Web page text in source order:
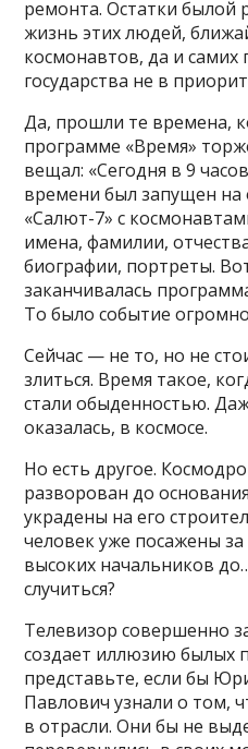
ремонта. Остатки былой
жизнь этих людей,
космонавтов, да и самих
государства не в
Да, прошли те времена,
программе «Время»
вещал: «Сегодня в 9
времени был запущен на
«Салют-7» с
имена, фамилии,
биографии, портреты.
заканчивалась
То было событие
Сейчас — не то, но не
злиться. Время такое,
стали обыденностью.
оказалась, в космосе.
Но есть другое.
разворован до
украдены на его
человек уже посажены
высоких начальников
случиться?
Телевизор совершенно
создает иллюзию былых
представьте, если бы
Павлович узнали о том,
в отрасли. Они бы не